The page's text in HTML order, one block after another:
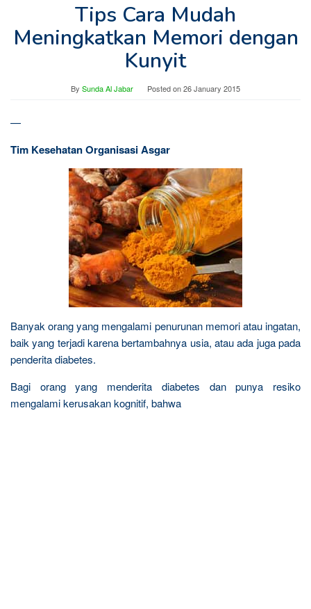
Tips Cara Mudah
Meningkatkan Memori dengan
Kunyit
By Sunda Al Jabar Posted on26 January 2015
—
Tim Kesehatan Organisasi Asgar
Banyak orang yang mengalami penurunan memori atau ingatan,
baik yang terjadi karena bertambahnya usia, atau ada juga pada
penderita diabetes.
Bagi orang yang menderita diabetes dan punya resiko
mengalami kerusakan kognitif, bahwa